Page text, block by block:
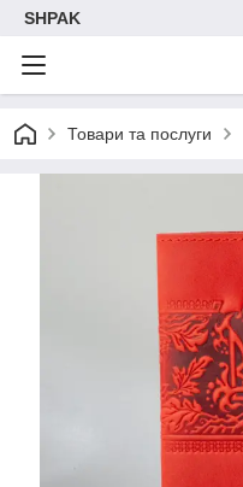
SHPAK
Товари та послуги